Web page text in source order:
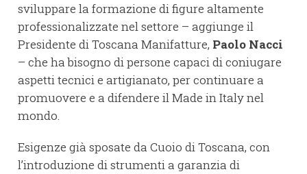
sviluppare la formazione di figure altamente
professionalizzate nel settore – aggiunge il
Presidente di Toscana Manifatture, Paolo Nacci
– che ha bisogno di persone capaci di coniugare
aspetti tecnici e artigianato, per continuare a
promuovere e a difendere il Made in Italy nel
mondo.
Esigenze già sposate da Cuoio di Toscana, con
l’introduzione di strumenti a garanzia di